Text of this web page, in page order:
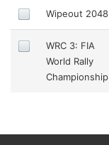
Wipeout 2048
WRC 3: FIA
World Rally
Championship